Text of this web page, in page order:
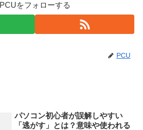
PCUをフォローする
PCU
パソコン初心者が誤解しやすい
「逃がす」とは？意味や使われる